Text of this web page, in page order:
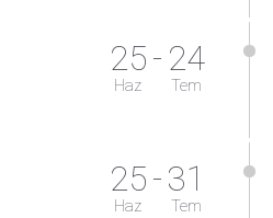
25
Haz
- 24
Tem
25
Haz
-31
Tem